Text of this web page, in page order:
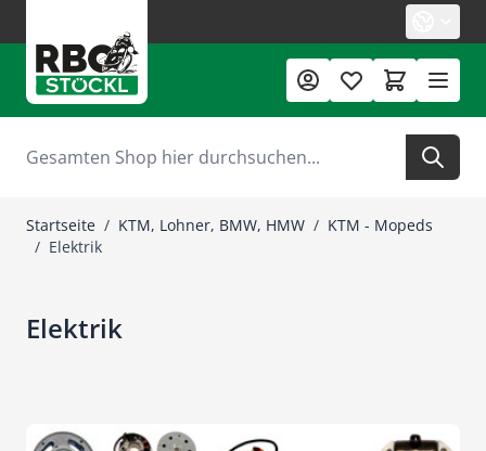
Suche
Startseite / KTM, Lohner, BMW, HMW / KTM - Mopeds
/ Elektrik
Elektrik